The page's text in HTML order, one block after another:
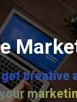
get creative